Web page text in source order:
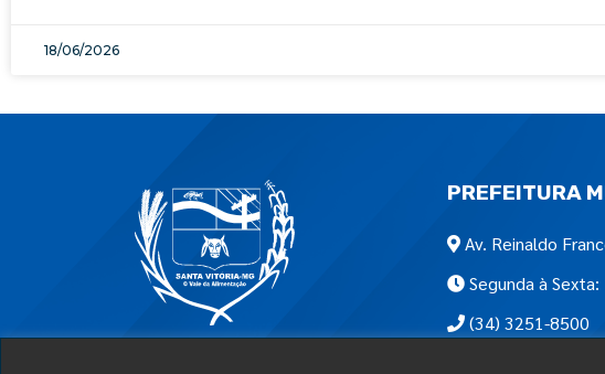
18/06/2026
PREFEITURA
Av. Reinaldo
Segunda à Sexta:
(34) 3251-8500